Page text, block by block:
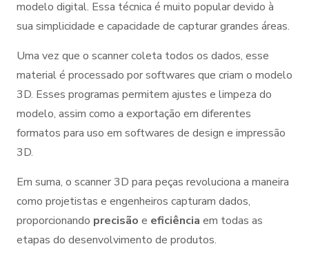
modelo digital. Essa técnica é muito popular devido à
sua simplicidade e capacidade de capturar grandes áreas.
Uma vez que o scanner coleta todos os dados, esse
material é processado por softwares que criam o modelo
3D. Esses programas permitem ajustes e limpeza do
modelo, assim como a exportação em diferentes
formatos para uso em softwares de design e impressão
3D.
Em suma, o scanner 3D para peças revoluciona a maneira
como projetistas e engenheiros capturam dados,
proporcionando precisão e eficiência em todas as
etapas do desenvolvimento de produtos.